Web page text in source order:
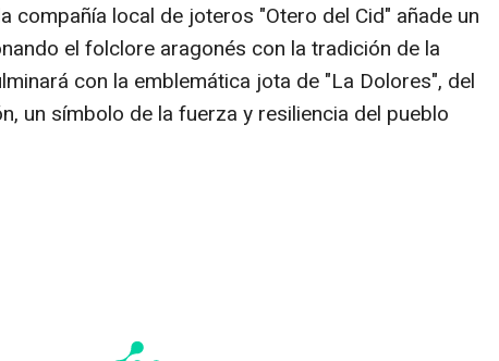
compañía local de joteros "Otero del Cid" añade un
el folclore aragonés con la tradición de la
con la emblemática jota de "La Dolores", del
un símbolo de la fuerza y resiliencia del pueblo